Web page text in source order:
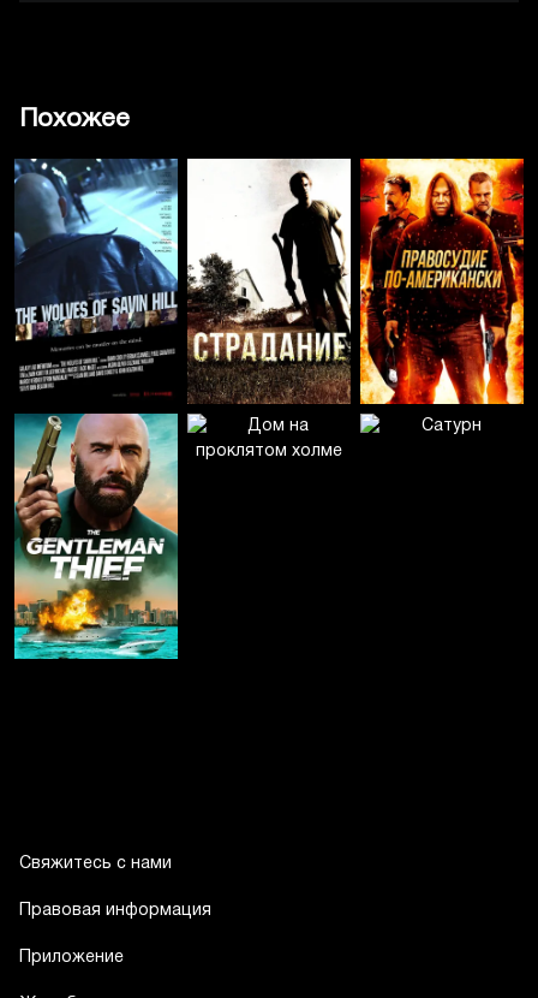
Похожее
Свяжитесь с нами
Правовая информация
Приложение